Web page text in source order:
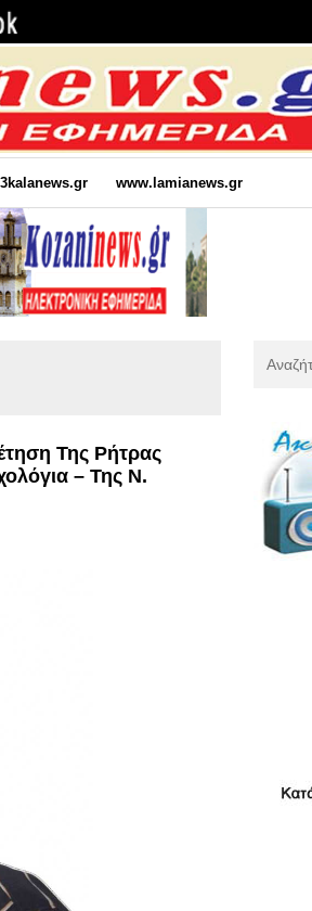
www.lamianews.gr
Της Ρήτρας
– Της Ν.